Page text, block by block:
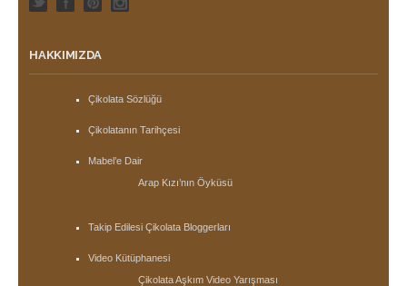
HAKKIMIZDA
Çikolata Sözlüğü
Çikolatanın Tarihçesi
Mabel’e Dair
Arap Kızı’nın Öyküsü
Takip Edilesi Çikolata Bloggerları
Video Kütüphanesi
Çikolata Aşkım Video Yarışması